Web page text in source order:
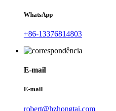
WhatsApp
+86-13376814803
E-mail
E-mail
robert@hzhongtai.com